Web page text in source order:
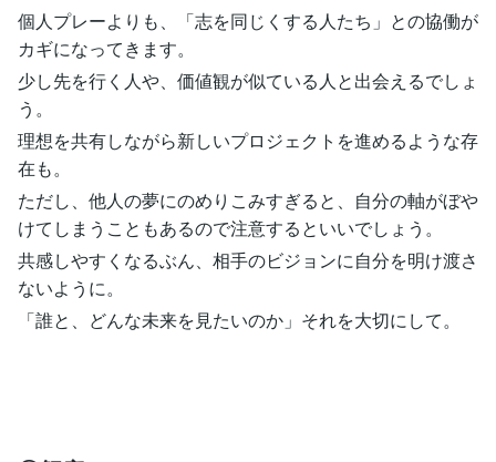
個人プレーよりも、「志を同じくする人たち」との協働が
カギになってきます。
少し先を行く人や、価値観が似ている人と出会えるでしょ
う。
理想を共有しながら新しいプロジェクトを進めるような存
在も。
ただし、他人の夢にのめりこみすぎると、自分の軸がぼや
けてしまうこともあるので注意するといいでしょう。
共感しやすくなるぶん、相手のビジョンに自分を明け渡さ
ないように。
「誰と、どんな未来を見たいのか」それを大切にして。